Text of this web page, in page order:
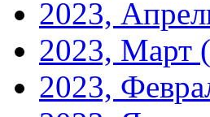
2023,
2023, Март
2023,